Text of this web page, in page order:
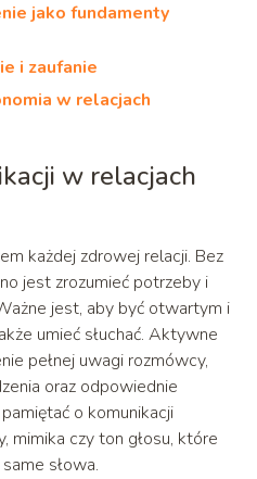
jako fundamenty
i zaufanie
w relacjach
w relacjach
każdej zdrowej relacji. Bez
jest zrozumieć potrzeby i
jest, aby być otwartym i
umieć słuchać. Aktywne
pełnej uwagi rozmówcy,
oraz odpowiednie
o komunikacji
mimika czy ton głosu, które
słowa.